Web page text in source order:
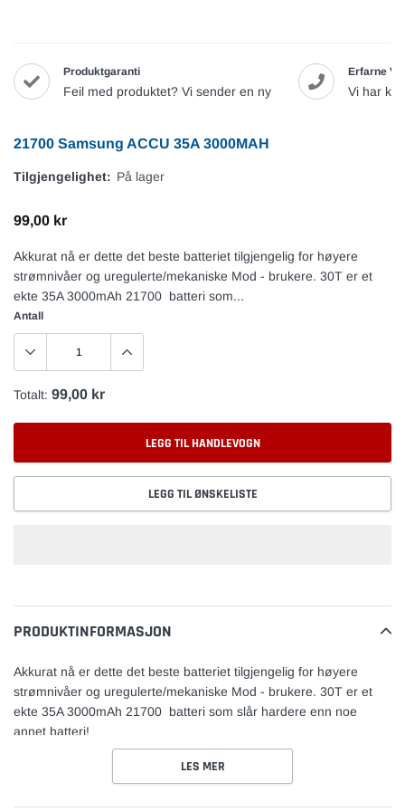
Produktgaranti
Feil med produktet? Vi sender en ny
Erfarne
Vi har
21700 Samsung ACCU 35A 3000MAH
Tilgjengelighet: På lager
99,00 kr
Akkurat nå er dette det beste batteriet tilgjengelig for høyere
strømnivåer og uregulerte/mekaniske Mod - brukere. 30T er et
ekte 35A 3000mAh 21700 batteri som...
Antall
Totalt: 99,00 kr
LEGG TIL HANDLEVOGN
LEGG TIL ØNSKELISTE
til
vare
PRODUKTINFORMASJON
Akkurat nå er dette det beste batteriet tilgjengelig for høyere
strømnivåer og uregulerte/mekaniske Mod - brukere. 30T er et
ekte 35A 3000mAh 21700 batteri som slår hardere enn noe
annet batteri!
LES MER